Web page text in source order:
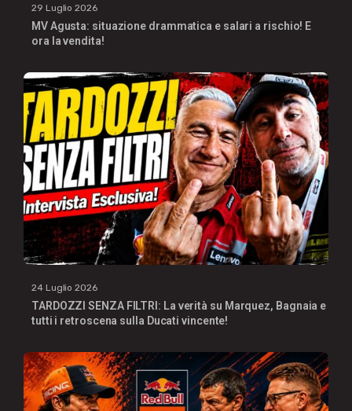
29 Luglio 2026
MV Agusta: situazione drammatica e salari a rischio! E
ora la vendita!
24 Luglio 2026
TARDOZZI SENZA FILTRI: La verità su Marquez, Bagnaia e
tutti i retroscena sulla Ducati vincente!